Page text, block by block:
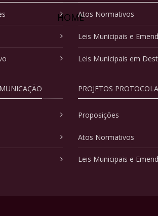
HOMEAtos Normativos
Leis Municipais e
Leis Municipais em
PROJETOS
Proposições
Atos Normativos
Leis Municipais e